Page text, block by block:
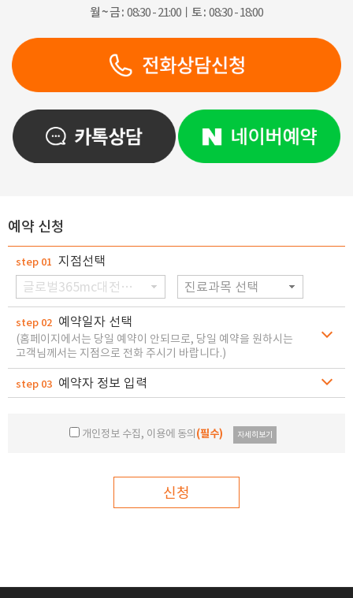
월 ~ 금 : 08:30 - 21:00ㅣ 토 : 08:30 - 18:00
예약 신청
step 01 지점선택
글로벌365mc대전병원
진료과목 선택
step 02 예약일자 선택
(홈페이지에서는 당일 예약이 안되므로, 당일 예약을 원하시는
고객님께서는 지점으로 전화 주시기 바랍니다.)
step 03 예약자 정보 입력
개인정보 수집, 이용에 동의 (필수) 자세히보기
신청